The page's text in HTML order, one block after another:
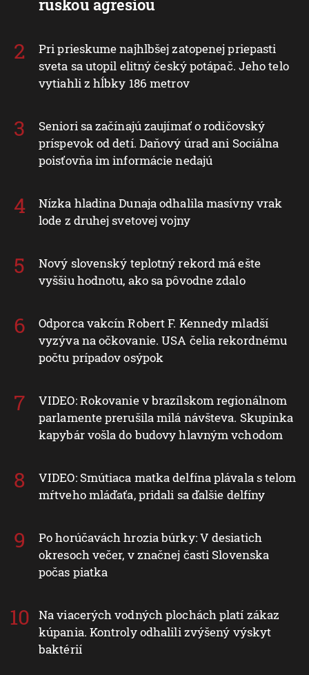
ruskou agresiou
Pri prieskume najhlbšej zatopenej priepasti
sveta sa utopil elitný český potápač. Jeho telo
vytiahli z hĺbky 186 metrov
Seniori sa začínajú zaujímať o rodičovský
príspevok od detí. Daňový úrad ani Sociálna
poisťovňa im informácie nedajú
Nízka hladina Dunaja odhalila masívny vrak
lode z druhej svetovej vojny
Nový slovenský teplotný rekord má ešte
vyššiu hodnotu, ako sa pôvodne zdalo
Odporca vakcín Robert F. Kennedy mladší
vyzýva na očkovanie. USA čelia rekordnému
počtu prípadov osýpok
VIDEO: Rokovanie v brazílskom regionálnom
parlamente prerušila milá návšteva. Skupinka
kapybár vošla do budovy hlavným vchodom
VIDEO: Smútiaca matka delfína plávala s telom
mŕtveho mláďaťa, pridali sa ďalšie delfíny
Po horúčavách hrozia búrky: V desiatich
okresoch večer, v značnej časti Slovenska
počas piatka
Na viacerých vodných plochách platí zákaz
kúpania. Kontroly odhalili zvýšený výskyt
baktérií